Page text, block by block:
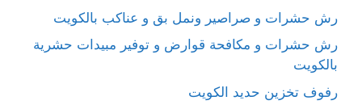
رش حشرات و صراصير ونمل بق و عناكب بالكويت
رش حشرات و مكافحة قوارض و توفير مبيدات حشرية
بالكويت
رفوف تخزين حديد الكويت